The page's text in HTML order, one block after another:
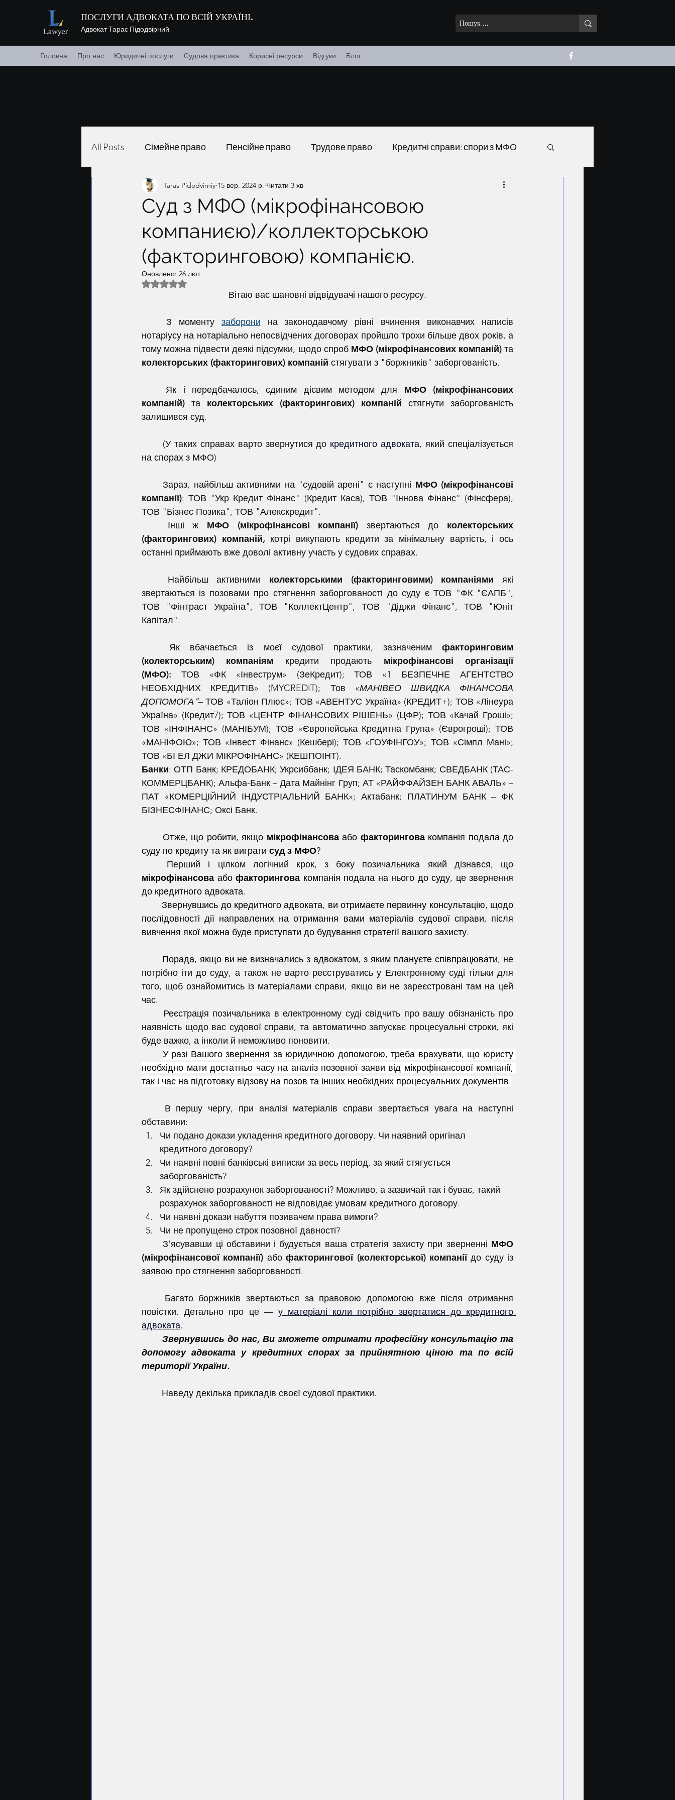
ПОСЛУГИ АДВОКАТА ПО ВСІЙ УКРАЇНІ.
Адвокат Тарас Підодвірний.
Головна Про нас Юридичні послуги Судова практика Корисні ресурси Відгуки Блог
All Posts Сімейне право Пенсійне право Трудове право Кредитні справи: спори з МФО
Суд з МФО (мікрофінансовою
компаниєю)/коллекторською
(факторинговою) компанією.
Taras Pidodvirniy 15 вер. 2024 р. Читати 3 хв
Оновлено: 26 лют.
Оцінка: NaN з 5 зірок.
Вітаю вас шановні відвідувачі нашого ресурсу.
	З моменту
заборони на законодавчому рівні вчинення виконавчих написів
нотаріусу на нотаріально непосвідчених договорах пройшло трохи більше двох років, а
тому можна підвести деякі підсумки, щодо спроб МФО (мікрофінансових компаній)
колекторських (факторингових) компаній стягувати з "боржників" заборгованість.
	Як і передбачалось, єдиним дієвим методом для
МФО (мікрофінансових
компаній) та колекторських (факторингових) компаній стягнути заборгованість
залишився суд.
	(У таких справах варто звернутися до
кредитного адвоката, який спеціалізується
на спорах з МФО)
	Зараз, найбільш активними на "судовій арені" є наступні
МФО (мікрофінансові
компанії): ТОВ "Укр Кредит Фінанс" (Кредит Каса), ТОВ "Іннова Фінанс" (Фінсфера),
ТОВ "Бізнес Позика", ТОВ "Алекскредит".
	Інші ж
МФО (мікрофінансові компанії) звертаються до колекторських
(факторингових) компаній, котрі викупають кредити за мінімальну вартість, і ось
останні приймають вже доволі активну участь у судових справах.
	Найбільш активними
колекторськими (факторинговими) компаніями які
звертаються із позовами про стягнення заборгованості до суду є ТОВ "ФК "ЄАПБ",
ТОВ "Фінтраст Україна", ТОВ "КоллектЦентр", ТОВ "Діджи Фінанс", ТОВ "Юніт
Капітал".
	Як вбачається із моєї судової практики, зазначеним
факторинговим
(колекторським) компаніям кредити продають мікрофінансові організації
(МФО): ТОВ «ФК «Інвеструм» (ЗеКредит); ТОВ «1 БЕЗПЕЧНЕ АГЕНТСТВО
НЕОБХІДНИХ КРЕДИТІВ» (MYCREDIT); Тов «МАНІВЕО ШВИДКА ФІНАНСОВА
ДОПОМОГА”– ТОВ «Таліон Плюс»; ТОВ «АВЕНТУС Україна» (КРЕДИТ+); ТОВ «Лінеура
Україна» (Кредит7); ТОВ «ЦЕНТР ФІНАНСОВИХ РІШЕНЬ» (ЦФР); ТОВ «Качай Гроші»;
ТОВ «ІНФІНАНС» (МАНІБУМ); ТОВ «Європейська Кредитна Група» (Єврогроші); ТОВ
«МАНІФОЮ»; ТОВ «Інвест Фінанс» (Кешбері); ТОВ «ГОУФІНГОУ»; ТОВ «Сімпл Мані»;
ТОВ «БІ ЕЛ ДЖИ МІКРОФІНАНС» (КЕШПОІНТ).
Банки: ОТП Банк; КРЕДОБАНК; Укрсиббанк; ІДЕЯ БАНК; Таскомбанк; СВЕДБАНК (ТАС-
КОММЕРЦБАНК); Альфа-Банк – Дата Майнінг Груп; АТ «РАЙФФАЙЗЕН БАНК АВАЛЬ» –
ПАТ «КОМЕРЦІЙНИЙ ІНДУСТРІАЛЬНИЙ БАНК»; Актабанк; ПЛАТИНУМ БАНК – ФК
БІЗНЕСФІНАНС; Оксі Банк.
	Отже,
що робити, якщо мікрофінансова або факторингова компанія подала до
суду по кредиту та як виграти суд з МФО?
мікрофінансова або факторингова компанія подала на нього до суду, це звернення
до кредитного адвоката.
	Звернувшись до кредитного адвоката, ви отримаєте первинну консультацію, щодо
послідовності дії направлених на отримання вами матеріалів судової справи, після
вивчення якої можна буде приступати до будування стратегії вашого захисту.
	Порада, якщо ви не визначались з адвокатом, з яким плануєте співпрацювати
, не
потрібно іти до суду, а також не варто реєструватись у Електронному суді тільки для
того, щоб ознайомитись із матеріалами справи, якщо ви не зареєстровані там на цей
час.
наявність щодо вас судової справи, та автоматично запускає процесуальні строки, які
буде важко, а інколи й неможливо поновити.
У разі Вашого звернення за юридичною допомогою, треба врахувати, що юристу
необхідно мати достатньо часу на аналіз позовної заяви від мікрофінансової компанії,
так і час на підготовку відзову на позов та інших необхідних процесуальних документів.
обставини:
Чи подано докази укладення кредитного договору. Чи наявний оригінал
кредитного договору?
Чи наявні повні банківські виписки за весь період, за який стягується
заборгованість?
Як здійснено розрахунок заборгованості? Можливо, а зазвичай так і буває, такий
розрахунок заборгованості не відповідає умовам кредитного договору.
Чи наявні докази набуття позивачем права вимоги?
Чи не пропущено строк позовної давності?
	З'ясувавши ці обставини і будується ваша стратегія захисту при зверненні
МФО
(мікрофінансової компанії) або факторингової (колекторської) компанії до суду із
заявою про стягнення заборгованості.
повістки. Детально про це — у матеріалі коли потрібно звертатися до кредитного
адвоката.
Звернувшись до нас, Ви зможете отримати професійну консультацію та
допомогу адвоката у кредитних спорах за прийнятною ціною та по всій
території України.
	Наведу декілька прикладів своєї судової практики.